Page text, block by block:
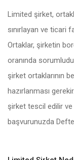
Limited şirket,
sınırlayan ve ticari
Ortaklar, şirketin
oranında
şirket ortaklarının
hazırlanması
şirket tescil edilir ve
başvurunuzda